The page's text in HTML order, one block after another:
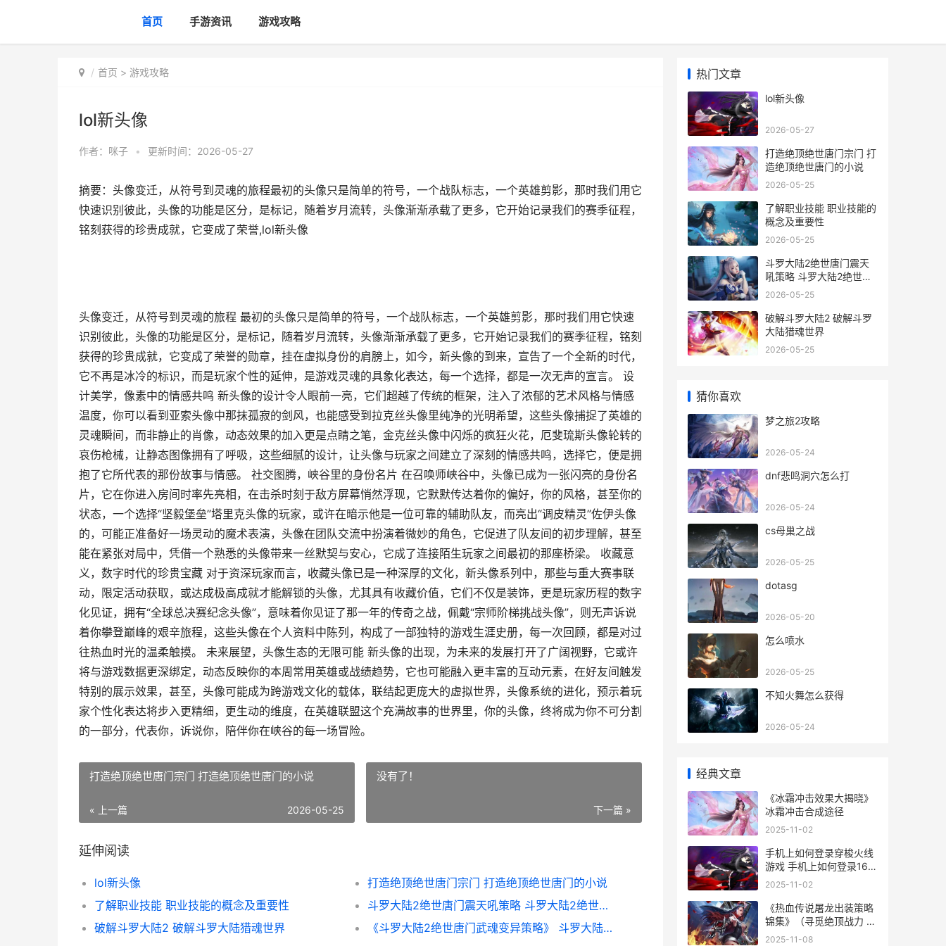
首页 手游资讯 游戏攻略
首页 > 游戏攻略
lol新头像
作者： 咪子 • 更新时间：2026-05-27
摘要：头像变迁，从符号到灵魂的旅程最初的头像只是简单的符号，一个战队标志，一个英雄剪影，那时我们用它
快速识别彼此，头像的功能是区分，是标记，随着岁月流转，头像渐渐承载了更多，它开始记录我们的赛季征程，
铭刻获得的珍贵成就，它变成了荣誉,lol新头像
头像变迁，从符号到灵魂的旅程 最初的头像只是简单的符号，一个战队标志，一个英雄剪影，那时我们用它快速
识别彼此，头像的功能是区分，是标记，随着岁月流转，头像渐渐承载了更多，它开始记录我们的赛季征程，铭刻
获得的珍贵成就，它变成了荣誉的勋章，挂在虚拟身份的肩膀上，如今，新头像的到来，宣告了一个全新的时代，
它不再是冰冷的标识，而是玩家个性的延伸，是游戏灵魂的具象化表达，每一个选择，都是一次无声的宣言。 设
计美学，像素中的情感共鸣 新头像的设计令人眼前一亮，它们超越了传统的框架，注入了浓郁的艺术风格与情感
温度，你可以看到亚索头像中那抹孤寂的剑风，也能感受到拉克丝头像里纯净的光明希望，这些头像捕捉了英雄的
灵魂瞬间，而非静止的肖像，动态效果的加入更是点睛之笔，金克丝头像中闪烁的疯狂火花，厄斐琉斯头像轮转的
哀伤枪械，让静态图像拥有了呼吸，这些细腻的设计，让头像与玩家之间建立了深刻的情感共鸣，选择它，便是拥
抱了它所代表的那份故事与情感。 社交图腾，峡谷里的身份名片 在召唤师峡谷中，头像已成为一张闪亮的身份名
片，它在你进入房间时率先亮相，在击杀时刻于敌方屏幕悄然浮现，它默默传达着你的偏好，你的风格，甚至你的
状态，一个选择“坚毅堡垒”塔里克头像的玩家，或许在暗示他是一位可靠的辅助队友，而亮出“调皮精灵”佐伊头像
的，可能正准备好一场灵动的魔术表演，头像在团队交流中扮演着微妙的角色，它促进了队友间的初步理解，甚至
能在紧张对局中，凭借一个熟悉的头像带来一丝默契与安心，它成了连接陌生玩家之间最初的那座桥梁。 收藏意
义，数字时代的珍贵宝藏 对于资深玩家而言，收藏头像已是一种深厚的文化，新头像系列中，那些与重大赛事联
动，限定活动获取，或达成极高成就才能解锁的头像，尤其具有收藏价值，它们不仅是装饰，更是玩家历程的数字
化见证，拥有“全球总决赛纪念头像”，意味着你见证了那一年的传奇之战，佩戴“宗师阶梯挑战头像”，则无声诉说
着你攀登巅峰的艰辛旅程，这些头像在个人资料中陈列，构成了一部独特的游戏生涯史册，每一次回顾，都是对过
往热血时光的温柔触摸。 未来展望，头像生态的无限可能 新头像的出现，为未来的发展打开了广阔视野，它或许
将与游戏数据更深绑定，动态反映你的本周常用英雄或战绩趋势，它也可能融入更丰富的互动元素，在好友间触发
特别的展示效果，甚至，头像可能成为跨游戏文化的载体，联结起更庞大的虚拟世界，头像系统的进化，预示着玩
家个性化表达将步入更精细，更生动的维度，在英雄联盟这个充满故事的世界里，你的头像，终将成为你不可分割
的一部分，代表你，诉说你，陪伴你在峡谷的每一场冒险。
打造绝顶绝世唐门宗门 打造绝顶绝世唐门的小说
« 上一篇 2026-05-25
没有了！
下一篇 »
延伸阅读
lol新头像
打造绝顶绝世唐门宗门 打造绝顶绝世唐门的小说
了解职业技能 职业技能的概念及重要性
斗罗大陆2绝世唐门震天吼策略 斗罗大陆2绝世唐门在线
破解斗罗大陆2 破解斗罗大陆猎魂世界
《斗罗大陆2绝世唐门武魂变异策略》 斗罗大陆2绝世唐门在线观看完整版
热门文章
lol新头像
2026-05-27
打造绝顶绝世唐门宗门 打
造绝顶绝世唐门的小说
2026-05-25
了解职业技能 职业技能的
概念及重要性
2026-05-25
斗罗大陆2绝世唐门震天
吼策略 斗罗大陆2绝世唐
门在线
2026-05-25
破解斗罗大陆2 破解斗罗
大陆猎魂世界
2026-05-25
猜你喜欢
梦之旅2攻略
2026-05-24
dnf悲鸣洞穴怎么打
2026-05-24
cs母巢之战
2026-05-25
dotasg
2026-05-20
怎么喷水
2026-05-25
不知火舞怎么获得
2026-05-24
经典文章
《冰霜冲击效果大揭晓》
冰霜冲击合成途径
2025-11-02
手机上如何登录穿梭火线
游戏 手机上如何登录163
邮箱
2025-11-02
《热血传说屠龙出装策略
锦集》（寻觅绝顶战力 热
血传奇屠龙刀图片
2025-11-08